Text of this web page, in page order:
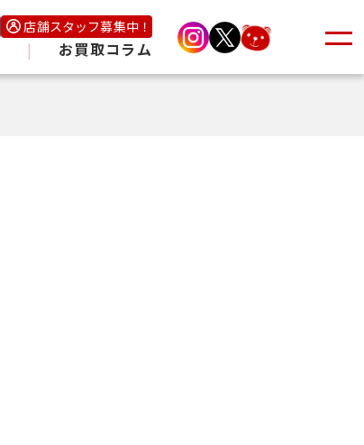
店舗スタッフ募集中！
| お買取コラム